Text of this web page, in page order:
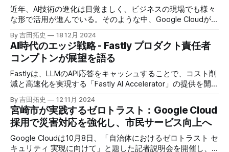
近年、AI技術の進化は目覚ましく、ビジネスの現場でも様々
な形で活用が進んでいる。そのような中、Google Cloudが新
たに発表したGoogle Agentspaceは、いま注目を集めるAIエ
ージェントがエンタープライズITを大きく変革する予兆と言
えるだろう。
By 吉田拓史 18 12月 2024
AI時代のエッジ戦略 - Fastly プロダクト責任者
コンプトンが展望を語る
Fastlyは、LLMのAPI応答をキャッシュすることで、コスト削
減と高速化を実現する「Fastly AI Accelerator」の提供を開始
した。キップ・コンプトン最高プロダクト責任者（CPO）
は、類似した質問への応答を再利用し、効率的な処理を可能
にすると説明した。さらに、コンプトンは、エッジコンピュ
ーティングの利点を活かしたパーソナライズや、エッジにお
けるGPUの経済性、セキュリティへの取り組みなど、Fastly
のAI戦略について語った。
By 吉田拓史 12 11月 2024
宮崎市が実践するゼロトラスト：Google Cloud
採用で災害対応を強化し、市民サービス向上へ
Google Cloudは10月8日、「自治体におけるゼロトラスト セ
キュリティ 実現に向けて」と題した記者説明会を開催し、